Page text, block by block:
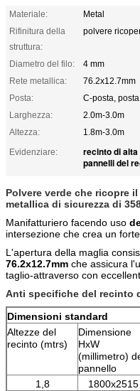
Materiale:
Metal
Rifinitura della
struttura:
polvere
Diametro del filo:
4 mm
Rete metallica:
76.2x12.7mm
Posta:
C-posta,
Larghezza:
2.0m-3.0m
Altezza:
1.8m-3.0m
Evidenziare:
recinto di
pannelli del
Polvere verde che ricopre
metallica di sicurezza di
Manifatturiero facendo uso
intersezione che crea un
L'apertura della maglia
76.2x12.7mm che assicura
taglio-attraverso con
Anti specifiche del recinto
Dimensioni standard
Altezze del
recinto (mtrs)
Dimensione
HxW
(millimetro)
pannello
1,8
1800x2515